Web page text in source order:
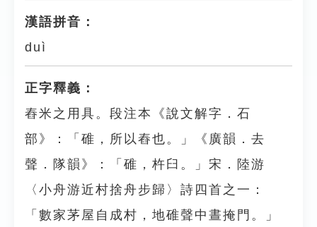
漢語拼音：
duì
正字釋義：
舂米之用具。段注本《說文解字．石
部》：「碓，所以舂也。」《廣韻．去
聲．隊韻》：「碓，杵臼。」宋．陸游
〈小舟游近村捨舟步歸〉詩四首之一：
「數家茅屋自成村，地碓聲中晝掩門。」